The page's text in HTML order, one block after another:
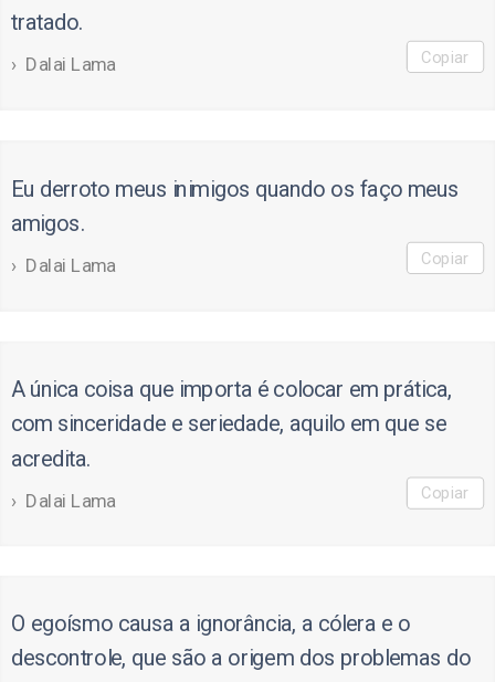
tratado.
Dalai Lama Copiar
Eu derroto meus inimigos quando os faço meus
amigos.
Dalai Lama Copiar
A única coisa que importa é colocar em prática,
com sinceridade e seriedade, aquilo em que se
acredita.
Dalai Lama Copiar
O egoísmo causa a ignorância, a cólera e o
descontrole, que são a origem dos problemas do